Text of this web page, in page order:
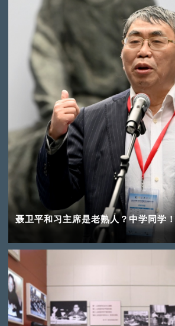
聂卫平和习主席是老熟人？中学同学！